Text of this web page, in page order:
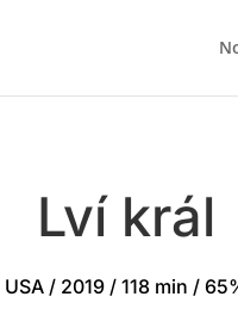
Lví král
USA / 2019 / 118 min /